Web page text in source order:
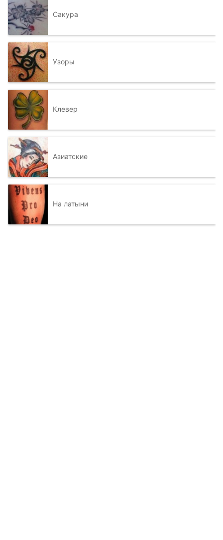
Сакура
Узоры
Клевер
Азиатские
На латыни